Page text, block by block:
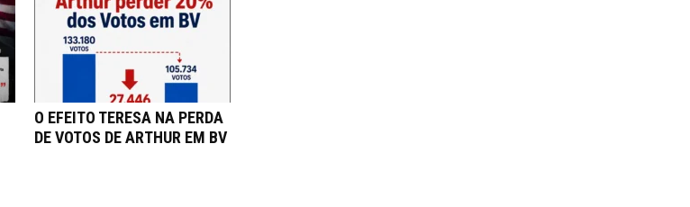
O EFEITO TERESA NA PERDA
DE VOTOS DE ARTHUR EM BV